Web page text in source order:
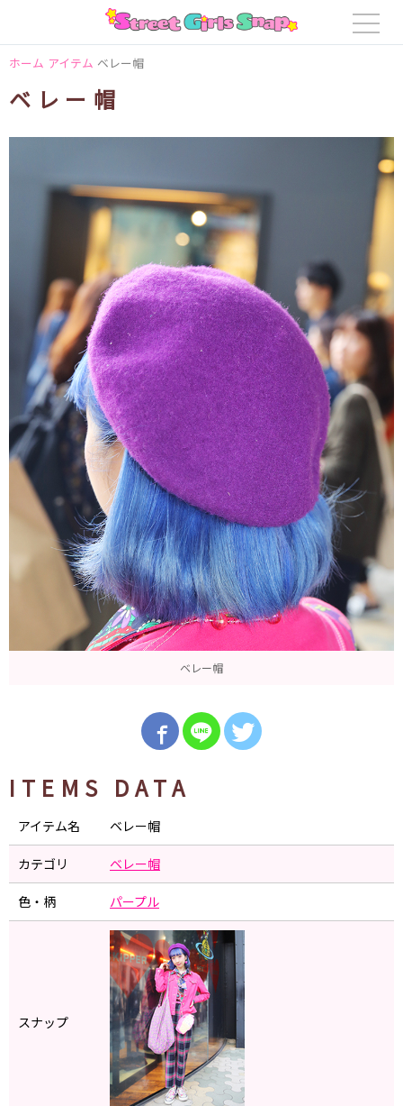
ホーム アイテム ベレー帽
ベレー帽
ベレー帽
ITEMS DATA
アイテム名 ベレー帽
カテゴリ ベレー帽
色・柄 パープル
スナップ